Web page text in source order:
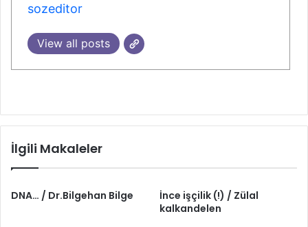
sozeditor
View all posts
İlgili Makaleler
DNA… / Dr.Bilgehan Bilge
İnce işçilik (!) / Zülal
kalkandelen